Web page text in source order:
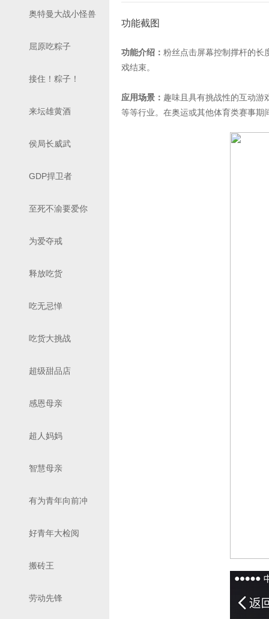
奥特曼大战小怪兽
屈原吃粽子
接住！粽子！
来坛雄黄酒
侯局长威武
GDP捍卫者
至死不渝要爱你
为爱夺戒
释放吃货
吃无忌惮
吃货大挑战
超级甜品店
感恩母亲
超人妈妈
智慧母亲
有为青年向前冲
好青年大检阅
搬砖王
劳动先锋
功能截图
功能介绍： 粉丝点击屏幕控制撑杆的长
戏结束。
应用场景： 趣味且具有挑战性的互动游
等等行业。在奥运或其他体育类赛事期